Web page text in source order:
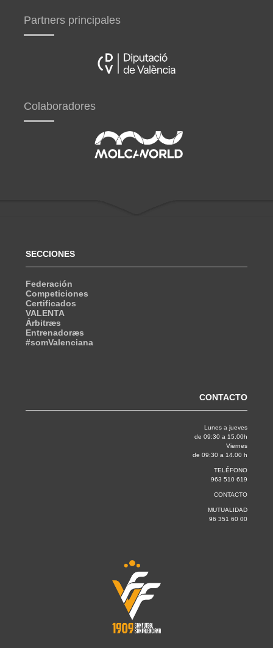
Partners principales
Colaboradores
SECCIONES
Federación
Competiciones
Certificados
VALENTA
Árbitræs
Entrenadoræs
#somValenciana
CONTACTO
Lunes a jueves
de 09:30 a 15.00h
Viernes
de 09:30 a 14.00 h
TELÉFONO
963 510 619
CONTACTO
MUTUALIDAD
96 351 60 00